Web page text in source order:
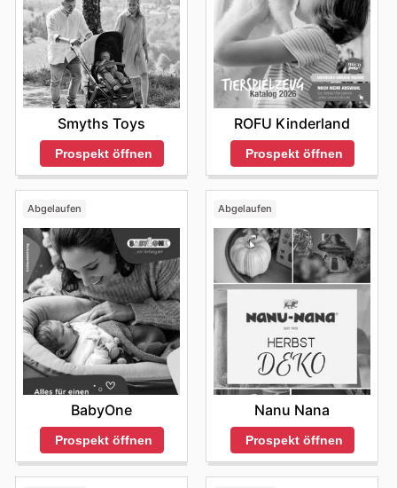
Smyths Toys
Prospekt öffnen
ROFU Kinderland
Prospekt öffnen
Abgelaufen
BabyOne
Prospekt öffnen
Abgelaufen
Nanu Nana
Prospekt öffnen